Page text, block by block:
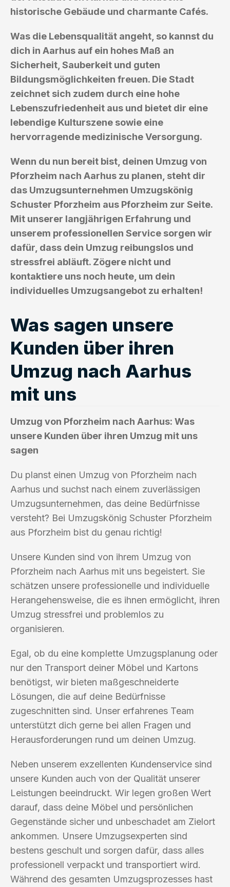
historische Gebäude und charmante Cafés.
Was die Lebensqualität angeht, so kannst du
dich in Aarhus auf ein hohes Maß an
Sicherheit, Sauberkeit und guten
Bildungsmöglichkeiten freuen. Die Stadt
zeichnet sich zudem durch eine hohe
Lebenszufriedenheit aus und bietet dir eine
lebendige Kulturszene sowie eine
hervorragende medizinische Versorgung.
Wenn du nun bereit bist, deinen Umzug von
Pforzheim nach Aarhus zu planen, steht dir
das Umzugsunternehmen Umzugskönig
Schuster Pforzheim aus Pforzheim zur Seite.
Mit unserer langjährigen Erfahrung und
unserem professionellen Service sorgen wir
dafür, dass dein Umzug reibungslos und
stressfrei abläuft. Zögere nicht und
kontaktiere uns noch heute, um dein
individuelles Umzugsangebot zu erhalten!
Was sagen unsere
Kunden über ihren
Umzug nach Aarhus
mit uns
Umzug von Pforzheim nach Aarhus: Was
unsere Kunden über ihren Umzug mit uns
sagen
Du planst einen Umzug von Pforzheim nach
Aarhus und suchst nach einem zuverlässigen
Umzugsunternehmen, das deine Bedürfnisse
versteht? Bei Umzugskönig Schuster Pforzheim
aus Pforzheim bist du genau richtig!
Unsere Kunden sind von ihrem Umzug von
Pforzheim nach Aarhus mit uns begeistert. Sie
schätzen unsere professionelle und individuelle
Herangehensweise, die es ihnen ermöglicht, ihren
Umzug stressfrei und problemlos zu
organisieren.
Egal, ob du eine komplette Umzugsplanung oder
nur den Transport deiner Möbel und Kartons
benötigst, wir bieten maßgeschneiderte
Lösungen, die auf deine Bedürfnisse
zugeschnitten sind. Unser erfahrenes Team
unterstützt dich gerne bei allen Fragen und
Herausforderungen rund um deinen Umzug.
Neben unserem exzellenten Kundenservice sind
unsere Kunden auch von der Qualität unserer
Leistungen beeindruckt. Wir legen großen Wert
darauf, dass deine Möbel und persönlichen
Gegenstände sicher und unbeschadet am Zielort
ankommen. Unsere Umzugsexperten sind
bestens geschult und sorgen dafür, dass alles
professionell verpackt und transportiert wird.
Während des gesamten Umzugsprozesses hast